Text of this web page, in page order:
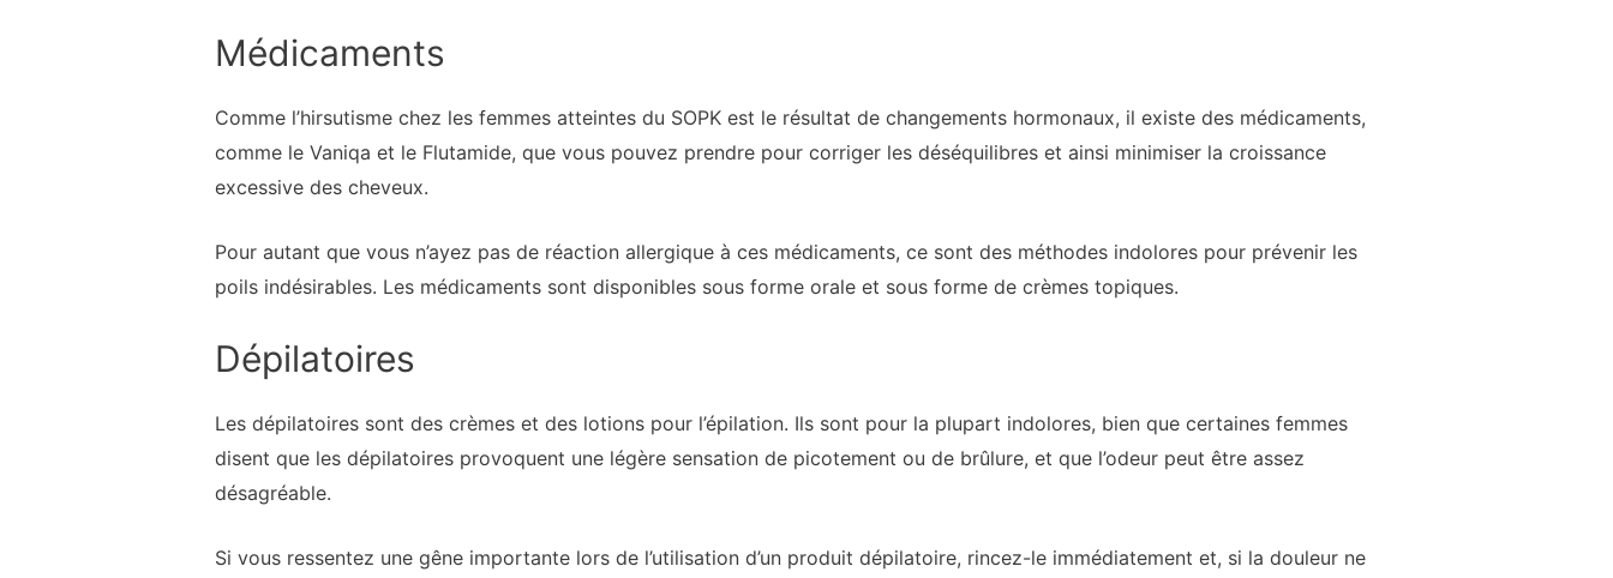
Médicaments
Comme l’hirsutisme chez les femmes atteintes du SOPK est le résultat de changements hormonaux, il existe des médicaments,
comme le Vaniqa et le Flutamide, que vous pouvez prendre pour corriger les déséquilibres et ainsi minimiser la croissance
excessive des cheveux.
Pour autant que vous n’ayez pas de réaction allergique à ces médicaments, ce sont des méthodes indolores pour prévenir les
poils indésirables. Les médicaments sont disponibles sous forme orale et sous forme de crèmes topiques.
Dépilatoires
Les dépilatoires sont des crèmes et des lotions pour l’épilation. Ils sont pour la plupart indolores, bien que certaines femmes
disent que les dépilatoires provoquent une légère sensation de picotement ou de brûlure, et que l’odeur peut être assez
désagréable.
Si vous ressentez une gêne importante lors de l’utilisation d’un produit dépilatoire, rincez-le immédiatement et, si la douleur ne